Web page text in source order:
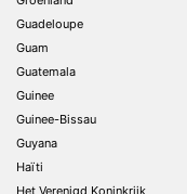
Guadeloupe
Guam
Guatemala
Guinee
Guinee-Bissau
Guyana
Haïti
Het Verenigd Koninkrijk